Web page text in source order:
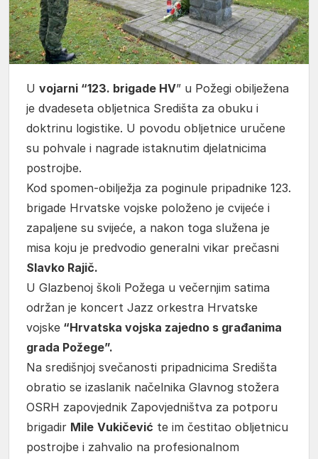
U vojarni “123. brigade HV” u Požegi obilježena
je dvadeseta obljetnica Središta za obuku i
doktrinu logistike. U povodu obljetnice uručene
su pohvale i nagrade istaknutim djelatnicima
postrojbe.
Kod spomen-obilježja za poginule pripadnike 123.
brigade Hrvatske vojske položeno je cvijeće i
zapaljene su svijeće, a nakon toga služena je
misa koju je predvodio generalni vikar prečasni
Slavko Rajič.
U Glazbenoj školi Požega u večernjim satima
održan je koncert Jazz orkestra Hrvatske
vojske “Hrvatska vojska zajedno s građanima
grada Požege”.
Na središnjoj svečanosti pripadnicima Središta
obratio se izaslanik načelnika Glavnog stožera
OSRH zapovjednik Zapovjedništva za potporu
brigadir Mile Vukičević te im čestitao obljetnicu
postrojbe i zahvalio na profesionalnom